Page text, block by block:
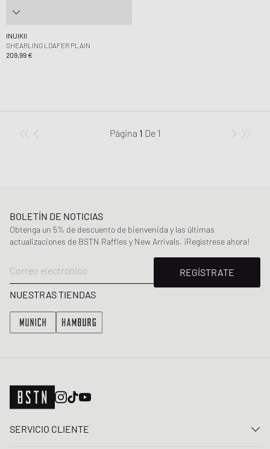
INUIKII
SHEARLING LOAFER PLAIN
209,99 €
Página 1 De 1
BOLETÍN DE NOTICIAS
Obtenga un 5% de descuento de bienvenida y las últimas
actualizaciones de BSTN Raffles y New Arrivals. ¡Regístrese ahora!
Correo electrónico
REGÍSTRATE
NUESTRAS TIENDAS
SERVICIO CLIENTE